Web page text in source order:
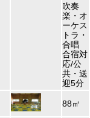
吹奏
楽・オ
ーケス
トラ・
合唱
合宿対
応/公
共・送
迎5分
88㎡